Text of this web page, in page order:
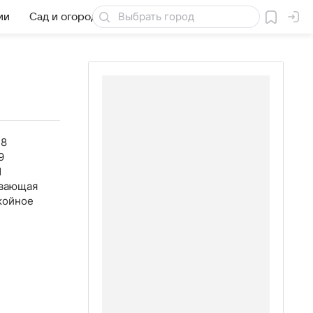
Сад и огород Товары для дачи